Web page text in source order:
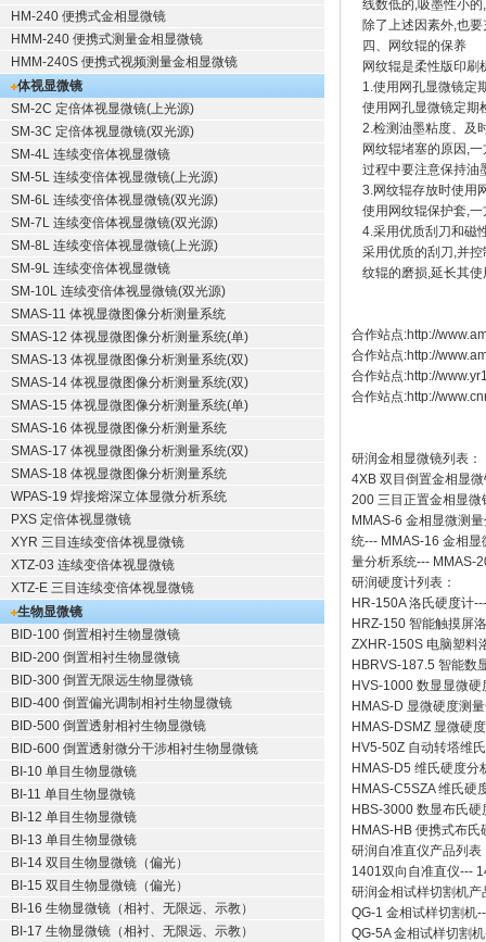
HM-240 便携式金相显微镜
HMM-240 便携式测量金相显微镜
HMM-240S 便携式视频测量金相显微镜
体视显微镜
SM-2C 定倍体视显微镜(上光源)
SM-3C 定倍体视显微镜(双光源)
SM-4L 连续变倍体视显微镜
SM-5L 连续变倍体视显微镜(上光源)
SM-6L 连续变倍体视显微镜(双光源)
SM-7L 连续变倍体视显微镜(双光源)
SM-8L 连续变倍体视显微镜(上光源)
SM-9L 连续变倍体视显微镜
SM-10L 连续变倍体视显微镜(双光源)
SMAS-11 体视显微图像分析测量系统
SMAS-12 体视显微图像分析测量系统(单)
SMAS-13 体视显微图像分析测量系统(双)
SMAS-14 体视显微图像分析测量系统(双)
SMAS-15 体视显微图像分析测量系统(单)
SMAS-16 体视显微图像分析测量系统
SMAS-17 体视显微图像分析测量系统(双)
SMAS-18 体视显微图像分析测量系统
WPAS-19 焊接熔深立体显微分析系统
PXS 定倍体视显微镜
XYR 三目连续变倍体视显微镜
XTZ-03 连续变倍体视显微镜
XTZ-E 三目连续变倍体视显微镜
生物显微镜
BID-100 倒置相衬生物显微镜
BID-200 倒置相衬生物显微镜
BID-300 倒置无限远生物显微镜
BID-400 倒置偏光调制相衬生物显微镜
BID-500 倒置透射相衬生物显微镜
BID-600 倒置透射微分干涉相衬生物显微镜
BI-10 单目生物显微镜
BI-11 单目生物显微镜
BI-12 单目生物显微镜
BI-13 单目生物显微镜
BI-14 双目生物显微镜（偏光）
BI-15 双目生物显微镜（偏光）
BI-16 生物显微镜（相衬、无限远、示教）
BI-17 生物显微镜（相衬、无限远、示教）
线数低的,吸墨性小
除了上述因素外,也
四、网纹辊的保养
网纹辊是柔性版印刷
1.使用网孔显微镜定
使用网孔显微镜定期
2.检测油墨粘度、及
网纹辊堵塞的原因,
过程中要注意保持油
3.网纹辊存放时使用
使用网纹辊保护套,
4.采用优质刮刀和磁
采用优质的刮刀,并
纹辊的磨损,延长其使
合作站点:http://
合作站点:http://
合作站点:http://
合作站点:http://
研润金相显微镜列表：
4XB 双目倒置金相显
200 三目正置金相显微
MMAS-6 金相显微测
统--- MMAS-16 金相显
量分析系统--- MMAS-
研润硬度计列表：
HR-150A 洛氏硬度计
HRZ-150 智能触摸屏
ZXHR-150S 电脑塑料
HBRVS-187.5 智能数
HVS-1000 数显显微硬
HMAS-D 显微硬度测
HMAS-DSMZ 显微硬
HV5-50Z 自动转塔维
HMAS-D5 维氏硬度分
HMAS-C5SZA 维氏硬
HBS-3000 数显布氏硬
HMAS-HB 便携式布氏
研润自准直仪产品列表
1401双向自准直仪---
研润金相试样切割机产
QG-1 金相试样切割机
QG-5A 金相试样切割机